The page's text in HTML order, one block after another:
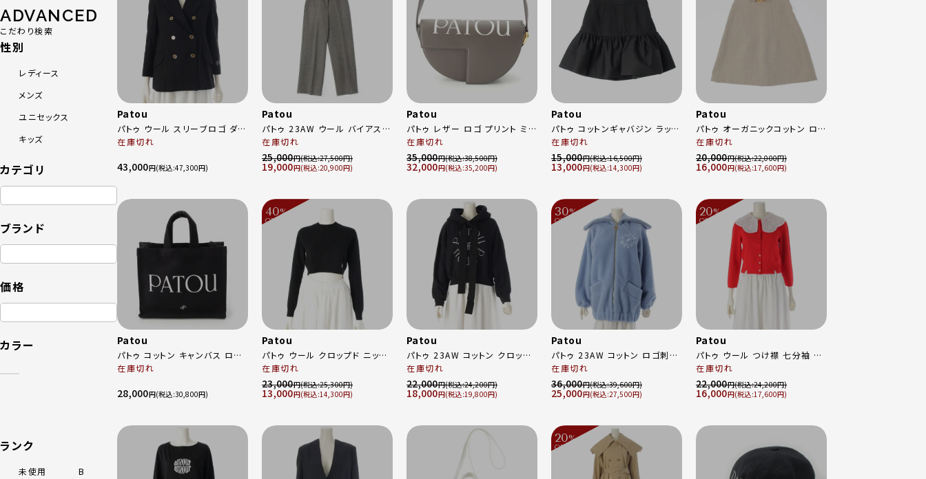
ADVANCED
こだわり検索
性別
レディース
メンズ
ユニセックス
キッズ
カテゴリ
ブランド
価格
カラー
ランク
未使用
B
Patou
パトゥ ウール スリーブロゴ ダブ
ルブレスト ジャケット アウター
ゴールド 36
在庫切れ
43,000円 47,300
Patou
パトゥ 23AW ウール バイアス
ストライプ スラックス パンツ ボ
トムス 23A-TR002-0149 ブラ
ック ホワイト 34
在庫切れ
25,000円 27,500
19,000円 20,900
Patou
パトゥ レザー ロゴ プリント ミニ
3way ショルダーバッグ 60点限
定品 グレー
在庫切れ
35,000円 38,500
32,000円 35,200
Patou
パトゥ コットンギャバジン ラッフ
ル ミニ スカート ボトムス
SK0600074999B ブラック 36
在庫切れ
15,000円 16,500
13,000円 14,300
Patou
パトゥ オーガニックコットン ロゴ
ミニ スカート ボトムス
SK03601335100 ベージュ 34
在庫切れ
20,000円 22,000
16,000円 17,600
Patou
パトゥ コットン キャンバス ロゴ
2WAY ショルダー トート ハンド
在庫切れ
28,000円 30,800
40%
OFF
Patou
パトゥ ウール クロップド ニット
セーター トップス
KN0998041999B ブラック XS
在庫切れ
23,000円 25,300
13,000円 14,300
Patou
パトゥ 23AW コットン クロップ
メンダリオンロゴフーディー ク
ロップド丈 ロゴ刺繍 パーカー
23A-JE069-9995 ブラック M
在庫切れ
22,000円 24,200
18,000円 19,800
30%
OFF
Patou
パトゥ 23AW コットン ロゴ刺繍
フェイクシアリング ボア ボンバ
ー ジャケット ブルゾン アウター
23A-JE098-0157 ブルー XS
在庫切れ
36,000円 39,600
25,000円 27,500
20%
OFF
Patou
パトゥ ウール つけ襟 七分袖 ニ
ット カーディガン トップス
KN0368004303R レッド M
在庫切れ
22,000円 24,200
16,000円 17,600
20%
OFF